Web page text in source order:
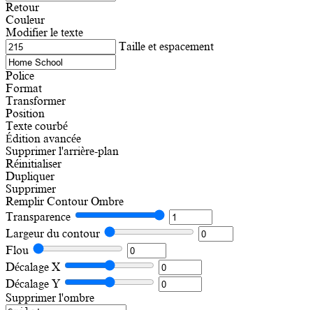
Retour
Couleur
Modifier le texte
Taille et espacement
Police
Format
Transformer
Position
Texte courbé
Édition avancée
Supprimer l'arrière-plan
Réinitialiser
Dupliquer
Supprimer
Remplir Contour Ombre
Transparence
Largeur du contour
Flou
Décalage X
Décalage Y
Supprimer l'ombre